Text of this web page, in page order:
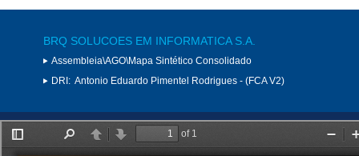
BRQ SOLUCOES EM INFORMATICA S.A.
Assembleia\AGO\Mapa Sintético Consolidado
DRI: Antonio Eduardo Pimentel Rodrigues - (FCA V2)